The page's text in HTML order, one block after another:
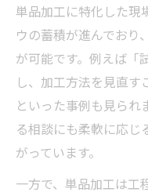
単品加工に特化した現
ウの蓄積が進んでおり
が可能です。例えば「
し、加工方法を見直す
といった事例も見られ
る相談にも柔軟に応じ
がっています。
一方で、単品加工は工